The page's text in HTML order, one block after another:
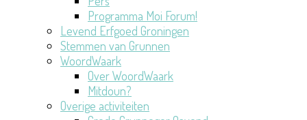
Programma Moi Forum!
Levend Erfgoed Groningen
Stemmen van Grunnen
WoordWaark
Over WoordWaark
Mitdoun?
Overige activiteiten